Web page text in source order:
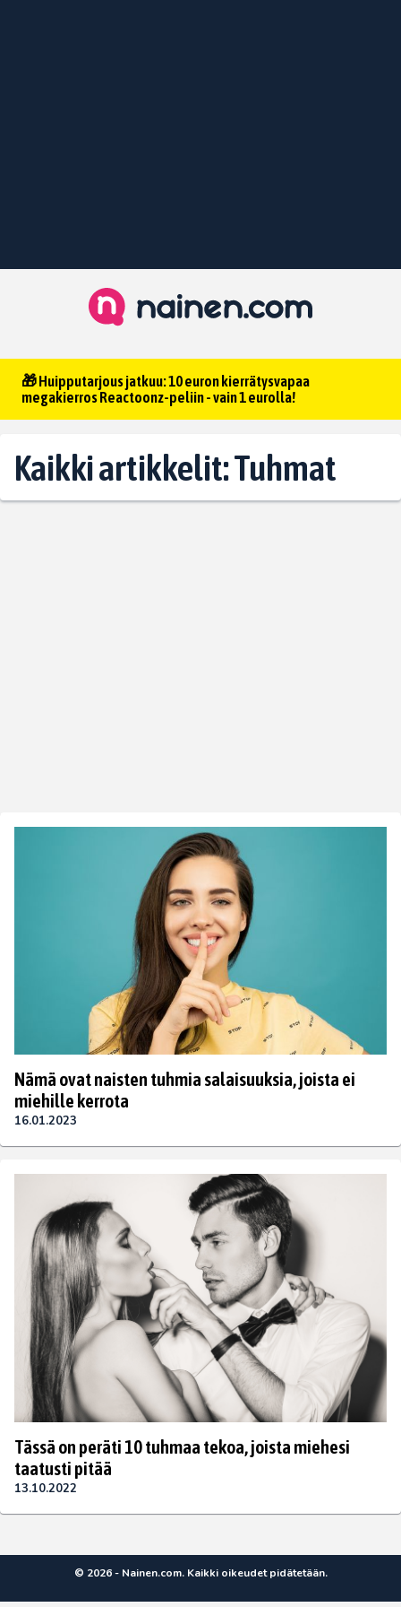
🎁 Huipputarjous jatkuu: 10 euron kierrätysvapaa
megakierros Reactoonz-peliin - vain 1 eurolla!
Kaikki artikkelit: Tuhmat
Nämä ovat naisten tuhmia salaisuuksia, joista ei
miehille kerrota
16.01.2023
Tässä on peräti 10 tuhmaa tekoa, joista miehesi
taatusti pitää
13.10.2022
© 2026 - Nainen.com. Kaikki oikeudet pidätetään.